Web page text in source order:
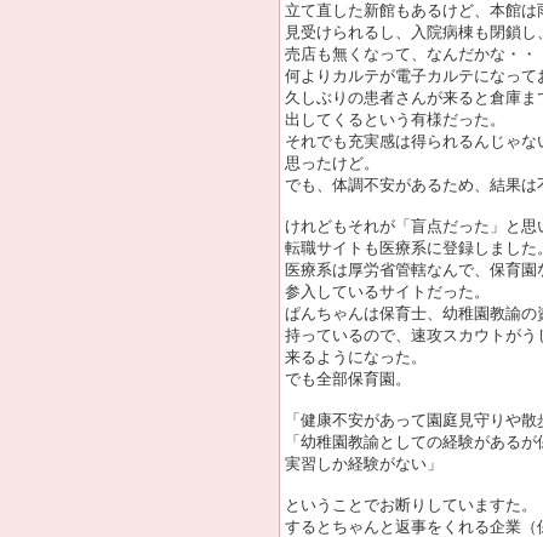
立て直した新館もあるけど、本館は
見受けられるし、入院病棟も閉鎖し
売店も無くなって、なんだかな・・
何よりカルテが電子カルテになって
久しぶりの患者さんが来ると倉庫ま
出してくるという有様だった。
それでも充実感は得られるんじゃな
思ったけど。
でも、体調不安があるため、結果は
けれどもそれが「盲点だった」と思
転職サイトも医療系に登録しました
医療系は厚労省管轄なんで、保育園
参入しているサイトだった。
ぱんちゃんは保育士、幼稚園教諭の
持っているので、速攻スカウトがう
来るようになった。
でも全部保育園。
「健康不安があって園庭見守りや
「幼稚園教諭としての経験があるが
実習しか経験がない」
ということでお断りしていますた。
するとちゃんと返事をくれる企業（